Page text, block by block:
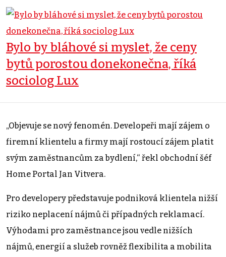
Bylo by bláhové si myslet, že ceny
bytů porostou donekonečna, říká
sociolog Lux
„Objevuje se nový fenomén. Developeři mají zájem o
firemní klientelu a firmy mají rostoucí zájem platit
svým zaměstnancům za bydlení,“ řekl obchodní šéf
Home Portal Jan Vitvera.
Pro developery představuje podniková klientela nižší
riziko neplacení nájmů či případných reklamací.
Výhodami pro zaměstnance jsou vedle nižších
nájmů, energií a služeb rovněž flexibilita a mobilita